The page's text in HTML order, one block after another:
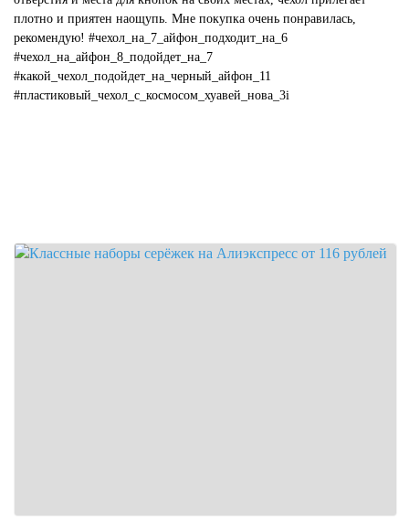
плотно и приятен наощупь. Мне покупка очень понравилась,
рекомендую! #чехол_на_7_айфон_подходит_на_6
#чехол_на_айфон_8_подойдет_на_7
#какой_чехол_подойдет_на_черный_айфон_11
#пластиковый_чехол_с_космосом_хуавей_нова_3i